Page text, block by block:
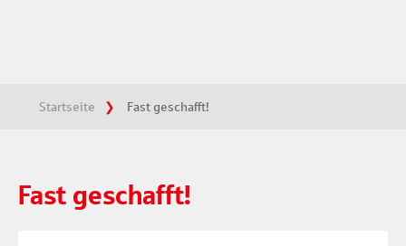
Startseite Fast geschafft!
Fast geschafft!